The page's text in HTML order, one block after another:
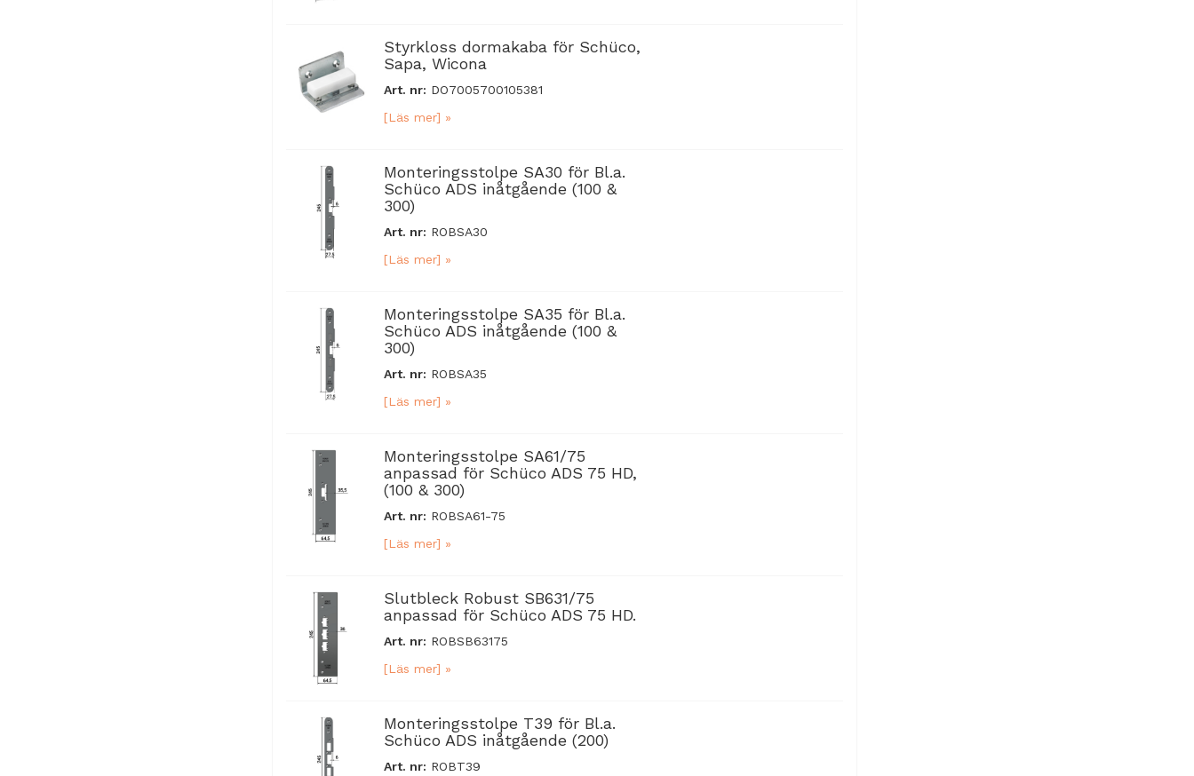
Styrkloss dormakaba för Schüco,
Sapa, Wicona
Art. nr: DO7005700105381
[Läs mer] »
Monteringsstolpe SA30 för Bl.a.
Schüco ADS inåtgående (100 &
300)
Art. nr: ROBSA30
[Läs mer] »
Monteringsstolpe SA35 för Bl.a.
Schüco ADS inåtgående (100 &
300)
Art. nr: ROBSA35
[Läs mer] »
Monteringsstolpe SA61/75
anpassad för Schüco ADS 75 HD,
(100 & 300)
Art. nr: ROBSA61-75
[Läs mer] »
Slutbleck Robust SB631/75
anpassad för Schüco ADS 75 HD.
Art. nr: ROBSB63175
[Läs mer] »
Monteringsstolpe T39 för Bl.a.
Schüco ADS inåtgående (200)
Art. nr: ROBT39